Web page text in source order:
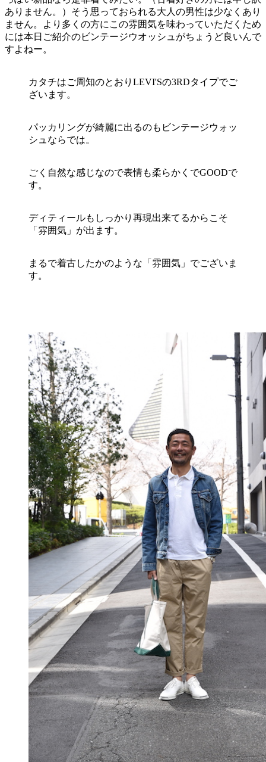
ありません。）そう思っておられる大人の男性は少なくあり
ません。より多くの方にこの雰囲気を味わっていただくため
には本日ご紹介のビンテージウオッシュがちょうど良いんで
すよねー。
カタチはご周知のとおりLEVI'Sの3RDタイプでご
ざいます。
パッカリングが綺麗に出るのもビンテージウォッ
シュならでは。
ごく自然な感じなので表情も柔らかくでGOODで
す。
ディティールもしっかり再現出来てるからこそ
「雰囲気」が出ます。
まるで着古したかのような「雰囲気」でございま
す。